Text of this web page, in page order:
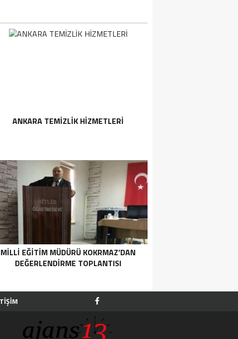
ANKARA TEMIZLIK HIZMETLERI
MILLI EĞITIM MÜDÜRÜ KOKRMAZ’DAN
DEĞERLENDIRME TOPLANTISI